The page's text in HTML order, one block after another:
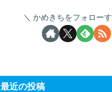
かめきちをフォロー
最近の投稿